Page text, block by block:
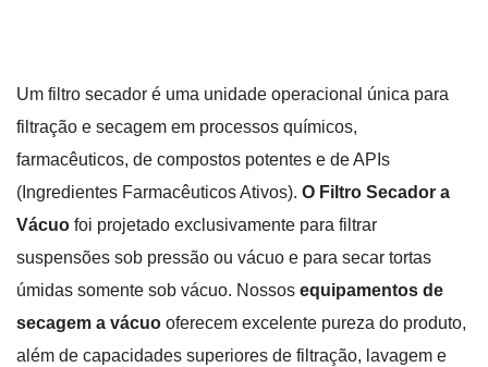
Um filtro secador é uma unidade operacional única para
filtração e secagem em processos químicos,
farmacêuticos, de compostos potentes e de APIs
(Ingredientes Farmacêuticos Ativos). O Filtro Secador a
Vácuo foi projetado exclusivamente para filtrar
suspensões sob pressão ou vácuo e para secar tortas
úmidas somente sob vácuo. Nossos equipamentos de
secagem a vácuo oferecem excelente pureza do produto,
além de capacidades superiores de filtração, lavagem e